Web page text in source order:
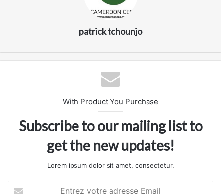
patrick tchounjo
With Product You Purchase
Subscribe to our mailing list to
get the new updates!
Lorem ipsum dolor sit amet, consectetur.